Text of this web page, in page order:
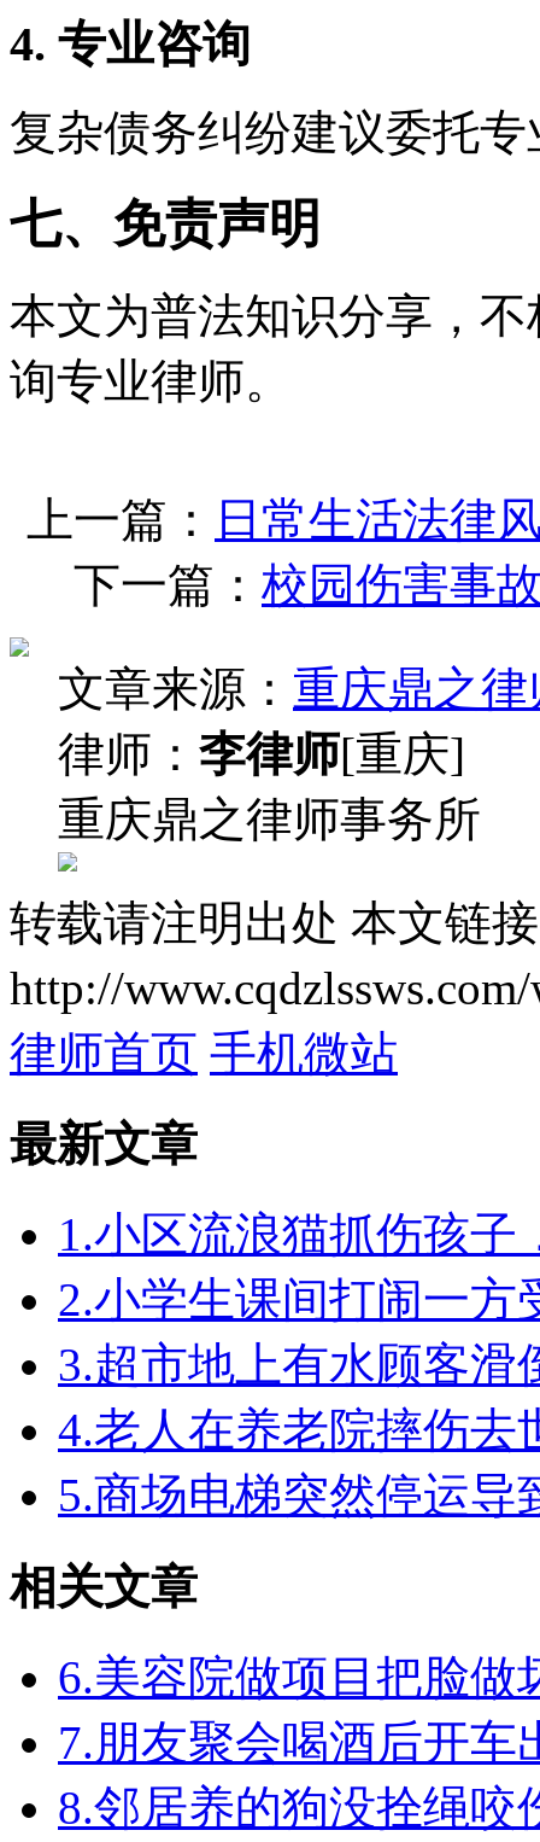
4. 专业咨询
复杂债务纠纷建议委托
七、免责声明
本文为普法知识分享，
询专业律师。
上一篇：
日常生活法律
下一篇： 校园伤害事
文章来源： 重庆鼎之
律师： 李律师[重庆]
重庆鼎之律师事务所
转载请注明出处 本文链
http://
律师首页 手机微站
最新文章
1.小区流浪猫抓伤孩子
2.小学生课间打闹一
3.超市地上有水顾客
4.老人在养老院摔伤去
5.商场电梯突然停运
相关文章
6.美容院做项目把脸做
7.朋友聚会喝酒后开
8.邻居养的狗没拴绳